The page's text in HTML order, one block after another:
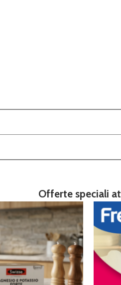
Offerte speciali